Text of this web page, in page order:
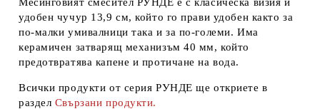
удобен чучур 13,9 см, който го прави удобен както за
по-малки умивалници така и за по-големи. Има
керамичен затварящ механизъм 40 мм, който
предотвратява капене и протичане на вода.
Всички продукти от серия РУНДЕ ще откриете в
раздел Свързани продукти.